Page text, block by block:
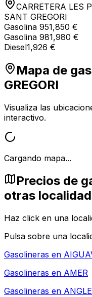
CARRETERA LES
SANT GREGORI
Gasolina 951,850 €
Gasolina 981,980 €
Diesel1,926 €
Mapa de
GREGORI
Visualiza las
interactivo.
Cargando mapa...
Precios de
otras
Haz click en una
Pulsa sobre una
Gasolineras en
Gasolineras en AMER
Gasolineras en